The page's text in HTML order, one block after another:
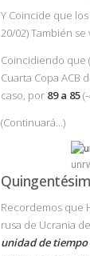
Y Coincide que
20/02) También se
Coincidiendo que
Cuarta Copa ACB
caso, por 89 a 85
(Continuará…)
Recordemos que
rusa de Ucrania
unidad de tiempo